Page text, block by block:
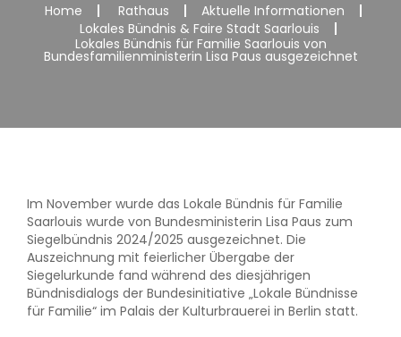
Home Rathaus
Aktuelle Informationen
Lokales Bündnis & Faire Stadt Saarlouis
Lokales Bündnis für Familie Saarlouis von
Bundesfamilienministerin Lisa Paus ausgezeichnet
Im November wurde das Lokale Bündnis für Familie
Saarlouis wurde von Bundesministerin Lisa Paus zum
Siegelbündnis 2024/2025 ausgezeichnet. Die
Auszeichnung mit feierlicher Übergabe der
Siegelurkunde fand während des diesjährigen
Bündnisdialogs der Bundesinitiative „Lokale Bündnisse
für Familie“ im Palais der Kulturbrauerei in Berlin statt.